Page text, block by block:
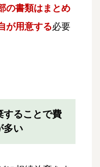
の書類はまとめ
が用意する必要
することで費
多い